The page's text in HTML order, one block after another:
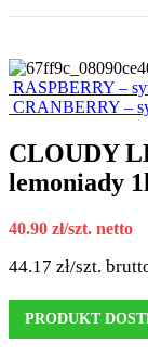
RASPBERRY –
CRANBERRY –
CLOUDY
lemoniady 1l
40.90 zł/szt. netto
44.17 zł/szt.
PRODUKT